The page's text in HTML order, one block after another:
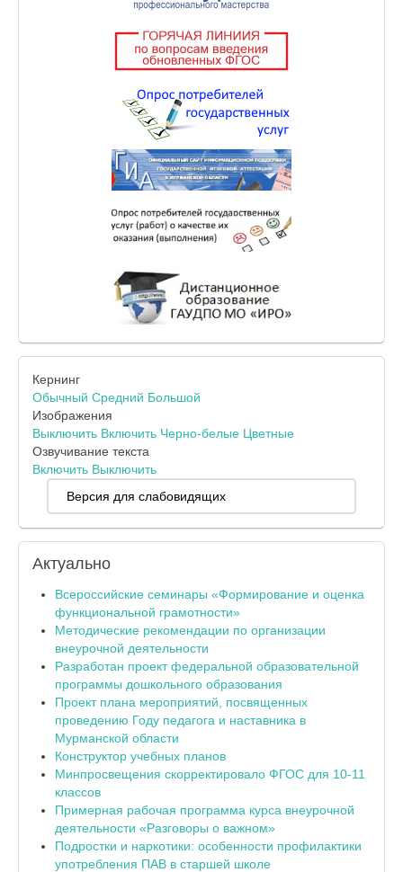
Кернинг
Обычный Средний Большой
Изображения
Выключить Включить Черно-белые Цветные
Озвучивание текста
Включить Выключить
Версия для слабовидящих
Актуально
Всероссийские семинары «Формирование и оценка
функциональной грамотности»
Методические рекомендации по организации
внеурочной деятельности
Разработан проект федеральной образовательной
программы дошкольного образования
Проект плана мероприятий, посвященных
проведению Году педагога и наставника в
Мурманской области
Конструктор учебных планов
Минпросвещения скорректировало ФГОС для 10-11
классов
Примерная рабочая программа курса внеурочной
деятельности «Разговоры о важном»
Подростки и наркотики: особенности профилактики
употребления ПАВ в старшей школе